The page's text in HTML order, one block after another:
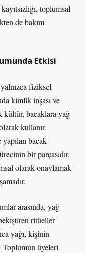
toplumsal
de bakım
Etkisi
fiziksel
kimlik inşası ve
kültür, bacaklara yağ
kullanır.
bacak
bir parçasıdır.
olarak onaylamak
arasında, yağ
ritüeller
yağı, kişinin
Toplumun üyeleri